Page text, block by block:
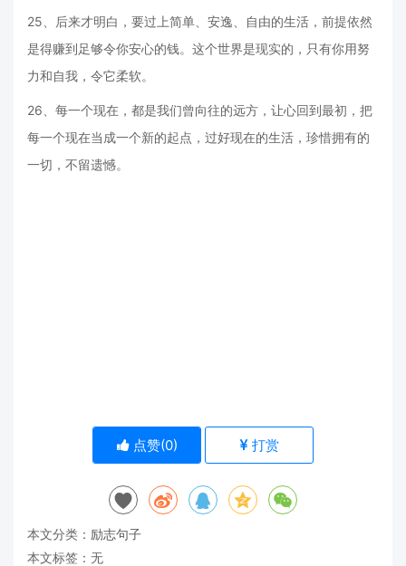
25、后来才明白，要过上简单、安逸、自由的生活，前提依然
是得赚到足够令你安心的钱。这个世界是现实的，只有你用努
力和自我，令它柔软。
26、每一个现在，都是我们曾向往的远方，让心回到最初，把
每一个现在当成一个新的起点，过好现在的生活，珍惜拥有的
一切，不留遗憾。
点赞(0) 打赏
本文分类： 励志句子
本文标签：无